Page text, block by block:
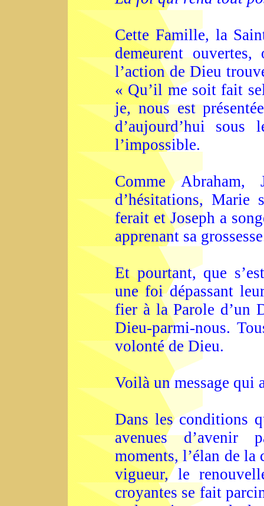
Cette Famille, la
demeurent
l’action de Dieu
« Qu’il me soit fait
je, nous est
d’aujourd’hui
l’impossible.
Comme
d’hésitations, Marie
ferait et Joseph a
apprenant sa
Et pourtant, que
une foi dépassant
fier à la Parole d’un
Dieu-parmi-nous.
volonté de Dieu.
Voilà un message qui
Dans les conditions
avenues d’avenir
moments, l’élan de la
vigueur, le
croyantes se fait